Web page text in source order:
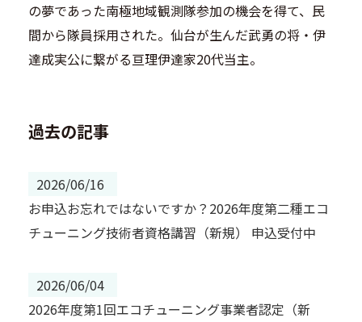
の夢であった南極地域観測隊参加の機会を得て、民
間から隊員採用された。仙台が生んだ武勇の将・伊
達成実公に繋がる亘理伊達家20代当主。
過去の記事
2026/06/16
お申込お忘れではないですか？2026年度第二種エコ
チューニング技術者資格講習（新規） 申込受付中
2026/06/04
2026年度第1回エコチューニング事業者認定（新